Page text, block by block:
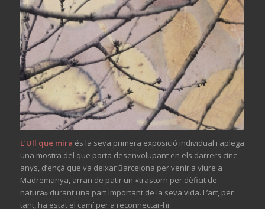
L’Ull que mira és la seva primera exposició individual i aplega
una mostra del que porta desenvolupant en els darrers cinc
anys, d’ençà que va deixar Barcelona per venir a viure a
Madremanya, arran de patir un «trastorn per dèficit de
natura» durant una part important de la seva vida. L’art, per
tant, ha estat el camí per a reconnectar-hi.